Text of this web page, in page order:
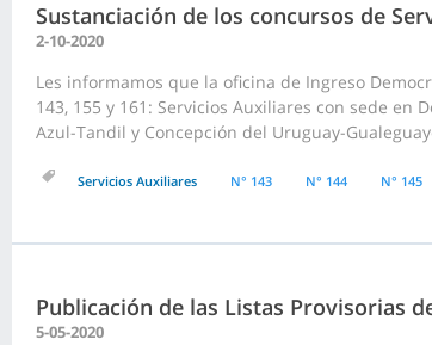
Sustanciación de los concursos de
2-10-2020
Les informamos que la oficina de Ingreso
143, 155 y 161: Servicios Auxiliares con sede en
Azul-Tandil y Concepción del Uruguay-
Servicios Auxiliares N° 143 N° 144 N° 145
Publicación de las Listas Provisorias
5-05-2020